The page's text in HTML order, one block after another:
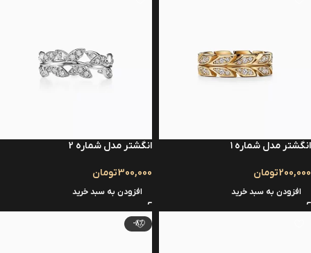
انگشتر مدل شماره ۱
200,000تومان
افزودن به سبد خرید
انگشتر مدل شماره 2
300,000تومان
افزودن به سبد خرید
-8%